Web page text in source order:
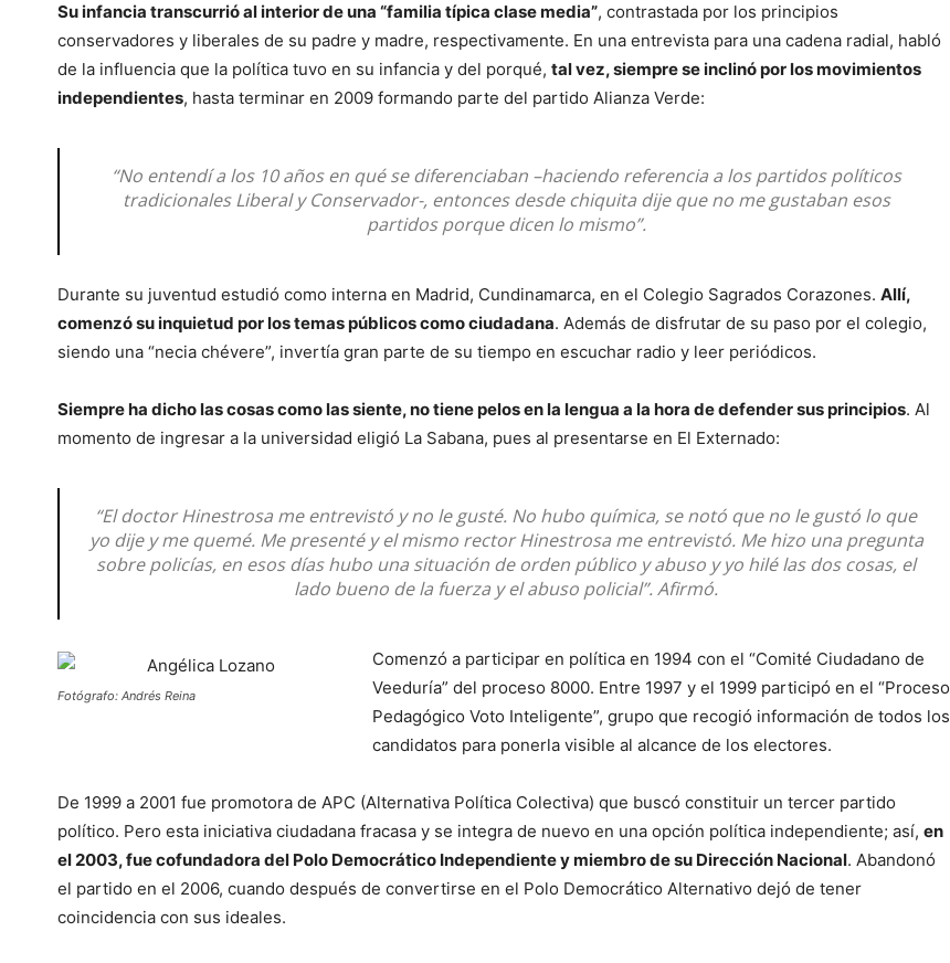
Su infancia transcurrió al interior de una “familia típica clase media”, contrastada por los principios
conservadores y liberales de su padre y madre, respectivamente. En una entrevista para una cadena radial, habló
de la influencia que la política tuvo en su infancia y del porqué, tal vez, siempre se inclinó por los movimientos
independientes, hasta terminar en 2009 formando parte del partido Alianza Verde:
“No entendí a los 10 años en qué se diferenciaban –haciendo referencia a los partidos políticos
tradicionales Liberal y Conservador-, entonces desde chiquita dije que no me gustaban esos
partidos porque dicen lo mismo”.
Durante su juventud estudió como interna en Madrid, Cundinamarca, en el Colegio Sagrados Corazones. Allí,
comenzó su inquietud por los temas públicos como ciudadana. Además de disfrutar de su paso por el colegio,
siendo una “necia chévere”, invertía gran parte de su tiempo en escuchar radio y leer periódicos.
Siempre ha dicho las cosas como las siente, no tiene pelos en la lengua a la hora de defender sus principios. Al
momento de ingresar a la universidad eligió La Sabana, pues al presentarse en El Externado:
“El doctor Hinestrosa me entrevistó y no le gusté. No hubo química, se notó que no le gustó lo que
yo dije y me quemé. Me presenté y el mismo rector Hinestrosa me entrevistó. Me hizo una pregunta
sobre policías, en esos días hubo una situación de orden público y abuso y yo hilé las dos cosas, el
lado bueno de la fuerza y el abuso policial”. Afirmó.
Fotógrafo: Andrés Reina
Comenzó a participar en política en 1994 con el “Comité Ciudadano de
Veeduría” del proceso 8000. Entre 1997 y el 1999 participó en el “Proceso
Pedagógico Voto Inteligente”, grupo que recogió información de todos los
candidatos para ponerla visible al alcance de los electores.
De 1999 a 2001 fue promotora de APC (Alternativa Política Colectiva) que buscó constituir un tercer partido
político. Pero esta iniciativa ciudadana fracasa y se integra de nuevo en una opción política independiente; así, en
el 2003, fue cofundadora del Polo Democrático Independiente y miembro de su Dirección Nacional. Abandonó
el partido en el 2006, cuando después de convertirse en el Polo Democrático Alternativo dejó de tener
coincidencia con sus ideales.